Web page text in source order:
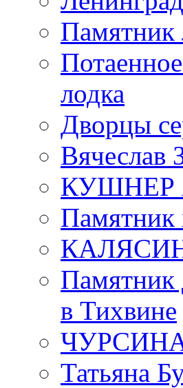
Памятник
лодка
Дворцы
Вячеслав
КУШНЕР
Памятник
Памятник
в Тихвине
Татьяна